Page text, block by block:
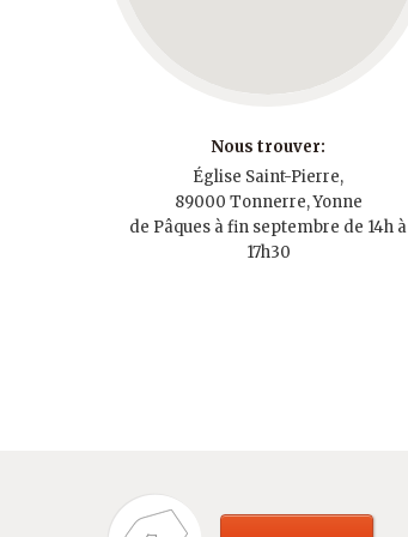
Nous trouver:
Église Saint-Pierre,
89000 Tonnerre, Yonne
de Pâques à fin septembre de 14h à
17h30